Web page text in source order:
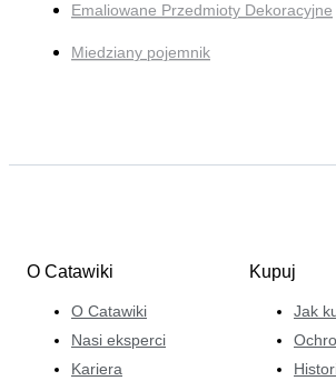
Emaliowane Przedmioty Dekoracyjne
Miedziany pojemnik
O Catawiki
O Catawiki
Nasi eksperci
Kariera
Kupuj
Jak